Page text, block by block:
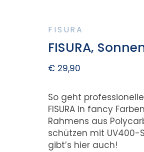
FISURA
FISURA,
€ 29,90
So geht
FISURA in fancy
Rahmens aus
schützen mit UV400-
gibt’s hier auch!